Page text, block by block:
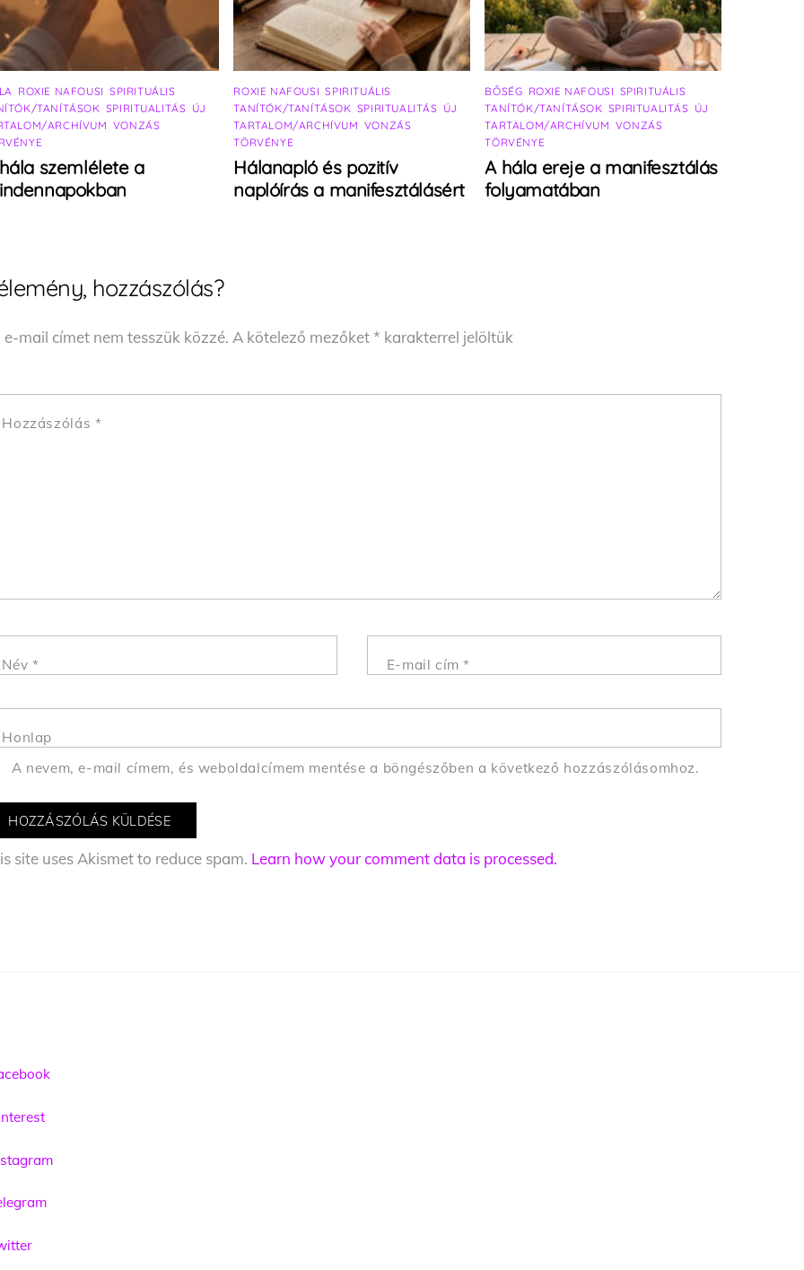
ROXIE NAFOUSI SPIRITUÁLIS
TANÍTÁSOK SPIRITUALITÁS ÚJ
ARCHÍVUM VONZÁS
szemlélete a
ROXIE NAFOUSI ,SPIRITUÁLIS
TANÍTÓK/TANÍTÁSOK SPIRITUALITÁS ÚJ
TARTALOM/ARCHÍVUM VONZÁS
TÖRVÉNYE
Hálanapló és pozitív
naplóírás a manifesztálásért
BŐSÉG ROXIE NAFOUSI SPIRITUÁLIS
TANÍTÓK/TANÍTÁSOK SPIRITUALITÁS ÚJ
TARTALOM/ARCHÍVUM VONZÁS
TÖRVÉNYE
A hála ereje a manifesztálás
folyamatában
hozzászólás?
e-mail címet nem tesszük közzé. A kötelező mezőket* karakterrel jelöltük
Hozzászólás *
Név * E-mail cím*
Honlap
A nevem, e-mail címem, és weboldalcímem mentése a böngészőben a következő hozzászólásomhoz.
site uses Akismet to reduce spam. Learn how your comment data is processed.